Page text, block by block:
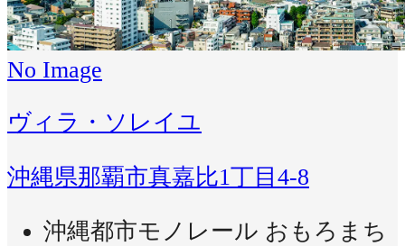
No Image
ヴィラ・ソレイユ
沖縄県那覇市真嘉比1丁目4-8
沖縄都市モノレール おもろまち